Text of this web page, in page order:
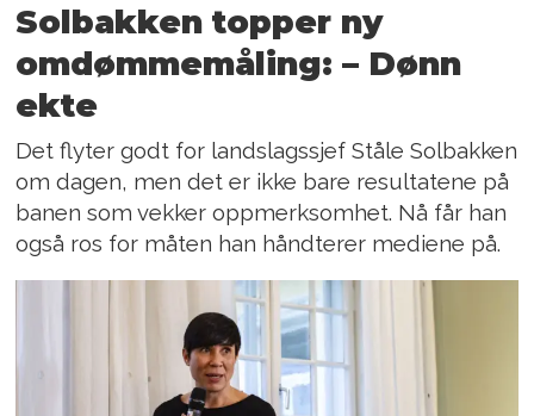
Solbakken topper ny
omdømme­måling: – Dønn
ekte
Det flyter godt for landslagssjef Ståle Solbakken
om dagen, men det er ikke bare resultatene på
banen som vekker oppmerksomhet. Nå får han
også ros for måten han håndterer mediene på.